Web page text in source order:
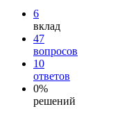
6
вклад
47
вопросов
10
ответов
0%
решений